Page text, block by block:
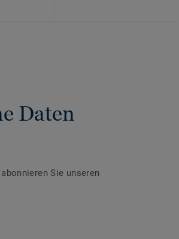
Daten
Sie unseren